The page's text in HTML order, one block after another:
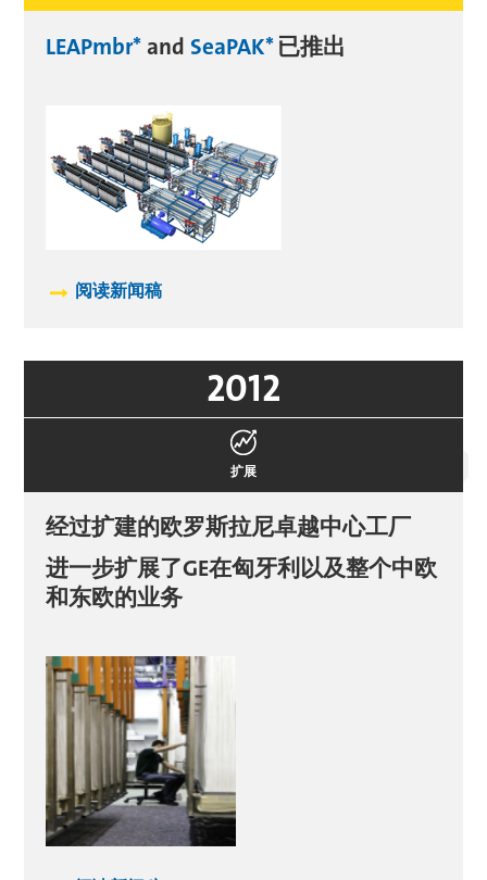
LEAPmbr*and SeaPAK*已推出
阅读新闻稿
2012
扩展
经过扩建的欧罗斯拉尼卓越中心工厂
进一步扩展了GE在匈牙利以及整个中欧
和东欧的业务